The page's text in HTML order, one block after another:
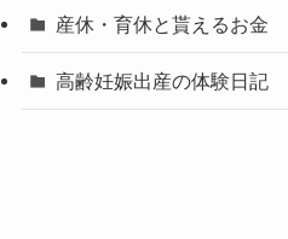
産休・育休と貰えるお金
高齢妊娠出産の体験日記